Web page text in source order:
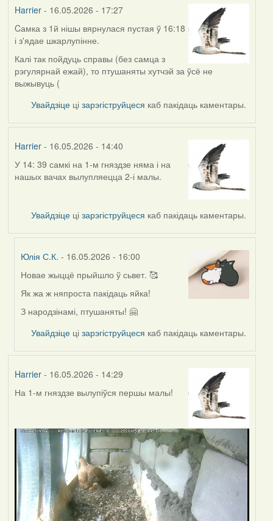
Harrier- 16.05.2026 - 17:27
Cамка з 1й нішы вярнулася пустая ў 16:18
і з'ядае шкарлупінне.
Калі так пойдуць справы (без самца з
рэгулярнай ежай), то птушаняты хутчэй за ўсё не
выжывуць (
Увайдзіце цізарэгіструйцеся каб пакідаць каментары.
Harrier- 16.05.2026 - 14:40
У 14: 39 самкі на 1-м гняздзе няма і на
нашых вачах вылупляецца 2-і малы.
Увайдзіце цізарэгіструйцеся каб пакідаць каментары.
Юлія С.К. - 16.05.2026 - 16:00
In
reply
by
Harrier
Новае жыццё прыйшло ў сьвет. 🥰
Як жа ж няпроста пакідаць яйка!
З народзінамі, птушаняты! 🤗
Увайдзіце цізарэгіструйцеся каб пакідаць каментары.
Harrier- 16.05.2026 - 14:29
На 1-м гняздзе вылупіўся першы малы!